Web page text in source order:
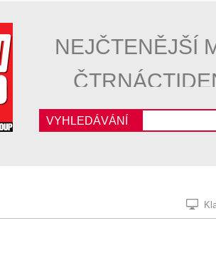
NEJČTENĚJŠÍ
VYHLEDÁVÁNÍ